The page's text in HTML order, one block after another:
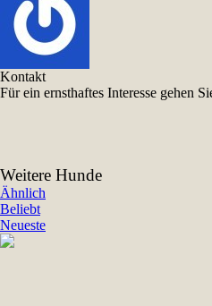
Kontakt
Für ein ernsthaftes Interesse gehen
Weitere Hunde
Ähnlich
Beliebt
Neueste